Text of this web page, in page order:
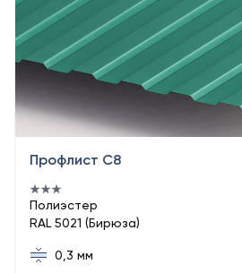
Профлист С8
Полиэстер
RAL 5021 (Бирюза)
0,3 мм